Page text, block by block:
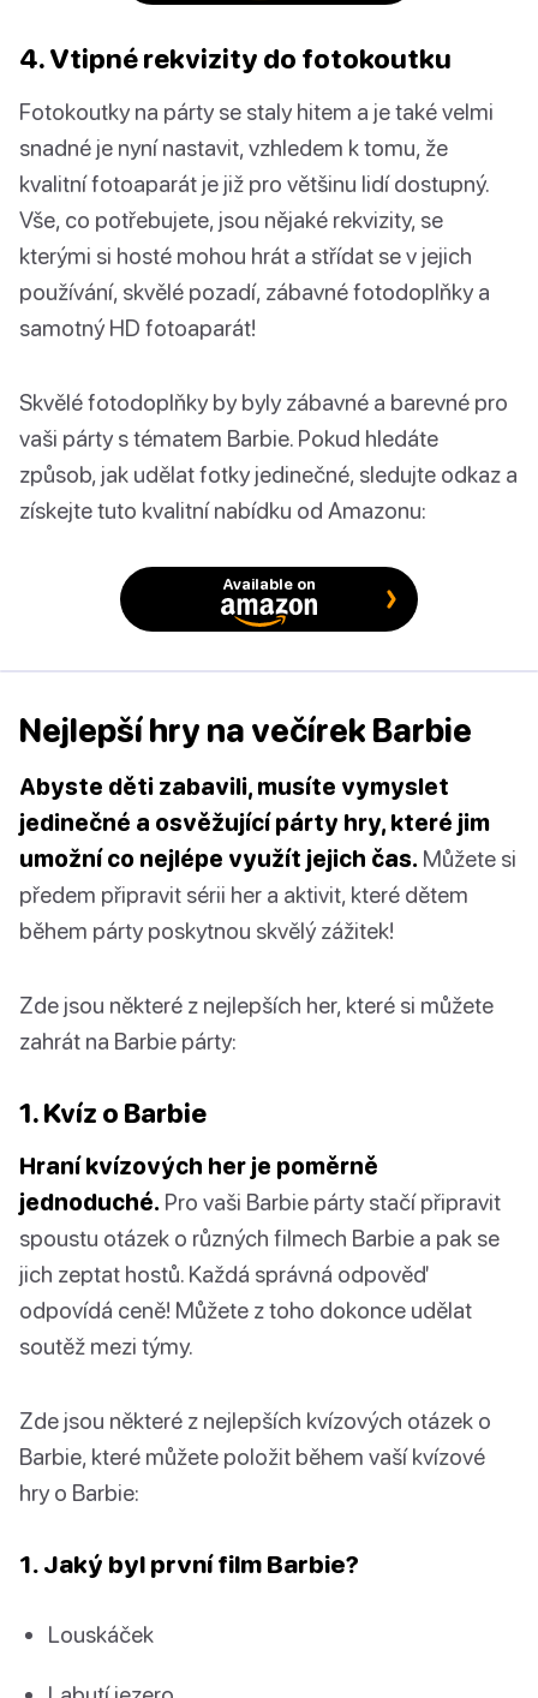
4. Vtipné rekvizity do fotokoutku
Fotokoutky na párty se staly hitem a je také velmi
snadné je nyní nastavit, vzhledem k tomu, že
kvalitní fotoaparát je již pro většinu lidí dostupný.
Vše, co potřebujete, jsou nějaké rekvizity, se
kterými si hosté mohou hrát a střídat se v jejich
používání, skvělé pozadí, zábavné fotodoplňky a
samotný HD fotoaparát!
Skvělé fotodoplňky by byly zábavné a barevné pro
vaši párty s tématem Barbie. Pokud hledáte
způsob, jak udělat fotky jedinečné, sledujte odkaz a
získejte tuto kvalitní nabídku od Amazonu:
Available on
Nejlepší hry na večírek Barbie
Abyste děti zabavili, musíte vymyslet
jedinečné a osvěžující párty hry, které jim
umožní co nejlépe využít jejich čas. Můžete si
předem připravit sérii her a aktivit, které dětem
během párty poskytnou skvělý zážitek!
Zde jsou některé z nejlepších her, které si můžete
zahrát na Barbie párty:
1. Kvíz o Barbie
Hraní kvízových her je poměrně
jednoduché. Pro vaši Barbie párty stačí připravit
spoustu otázek o různých filmech Barbie a pak se
jich zeptat hostů. Každá správná odpověď
odpovídá ceně! Můžete z toho dokonce udělat
soutěž mezi týmy.
Zde jsou některé z nejlepších kvízových otázek o
Barbie, které můžete položit během vaší kvízové
hry o Barbie:
1. Jaký byl první film Barbie?
Louskáček